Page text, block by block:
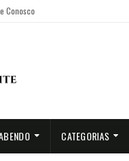
Conosco
CATEGORIAS